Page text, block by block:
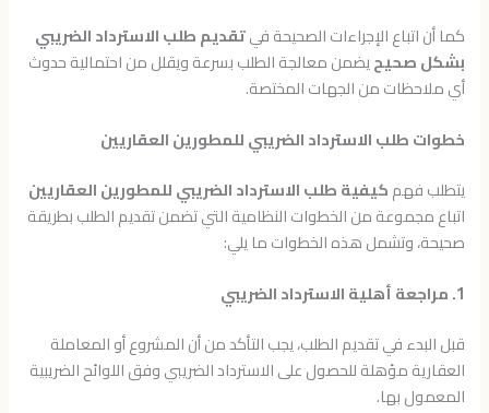
كما أن اتباع الإجراءات الصحيحة فيتقديم طلب الاسترداد الضريبي
بشكل صحيحيضمن معالجة الطلب بسرعة ويقلل من احتمالية حدوث
أي ملاحظات من الجهات المختصة.
خطوات طلب الاسترداد الضريبي للمطورين العقاريين
يتطلب فهمكيفية طلب الاسترداد الضريبي للمطورين العقاريين
اتباع مجموعة من الخطوات النظامية التي تضمن تقديم الطلب بطريقة
صحيحة، وتشمل هذه الخطوات ما يلي:
1. مراجعة أهلية الاسترداد الضريبي
قبل البدء في تقديم الطلب، يجب التأكد من أن المشروع أو المعاملة
العقارية مؤهلة للحصول على الاسترداد الضريبي وفق اللوائح الضريبية
المعمول بها.